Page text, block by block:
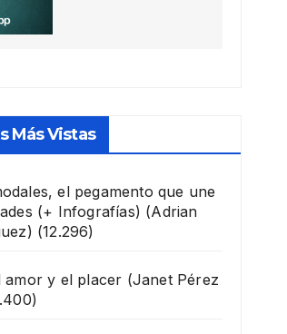
Más Vistas
el pegamento que une
(+ Infografías) (Adrian
(12.296)
amor y el placer (Janet Pérez